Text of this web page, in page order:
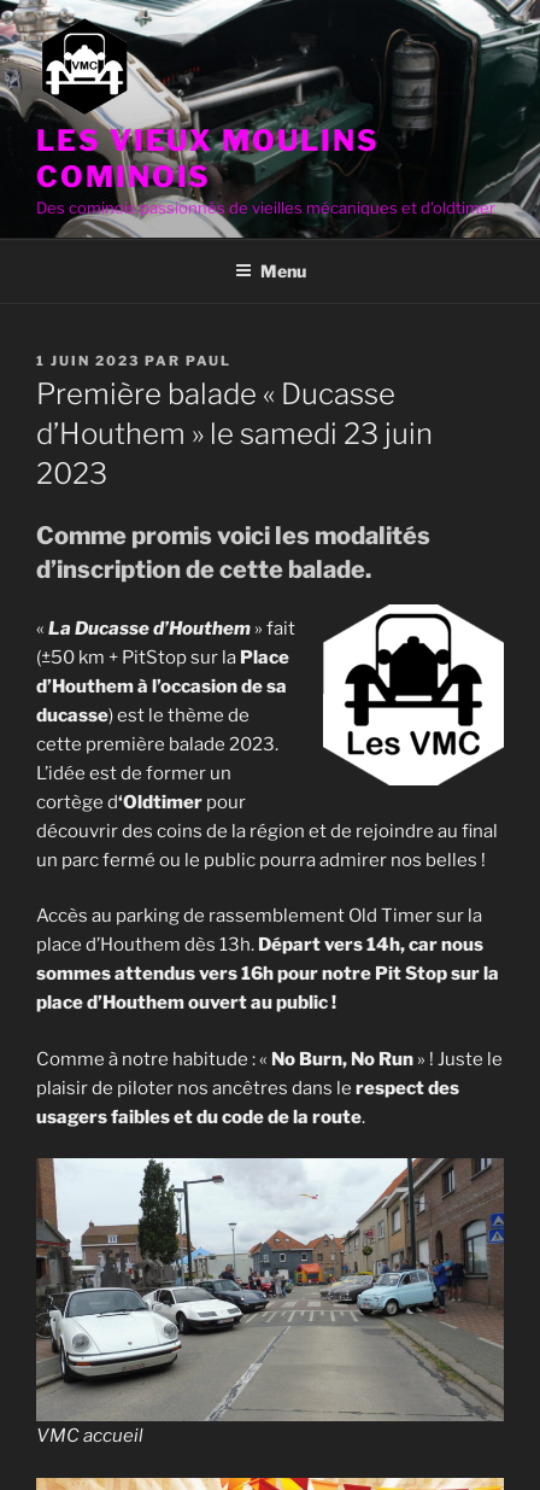
Aller
au
contenu
principal
LES VIEUX MOULINS
COMINOIS
Des cominois passionnés de vieilles mécaniques et d'oldtimer
Menu
PUBLIÉ
LE
1 JUIN 2023 PAR PAUL
Première balade « Ducasse
d’Houthem » le samedi 23 juin
2023
Comme promis voici les modalités
d’inscription de cette balade.
« La Ducasse d’Houthem » fait
(±50 km + PitStop sur la Place
d’Houthem à l’occasion de sa
ducasse) est le thème de
cette première balade 2023.
L’idée est de former un
cortège d‘Oldtimer pour
découvrir des coins de la région et de rejoindre au final
un parc fermé ou le public pourra admirer nos belles !
Accès au parking de rassemblement Old Timer sur la
place d’Houthem dès 13h. Départ vers 14h, car nous
sommes attendus vers 16h pour notre Pit Stop sur la
place d’Houthem ouvert au public !
Comme à notre habitude : « No Burn, No Run » ! Juste le
plaisir de piloter nos ancêtres dans le respect des
usagers faibles et du code de la route.
VMC accueil